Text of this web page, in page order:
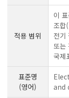
적용 범위
이
조합
전기
또는
국제
표준명
(영어)
and